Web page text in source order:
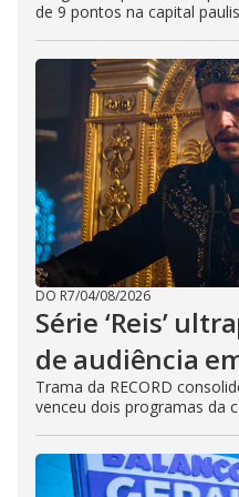
de 9 pontos na capital
DO R7/04/08/2026
Série ‘Reis’
de audiência
Trama da RECORD
venceu dois programas da